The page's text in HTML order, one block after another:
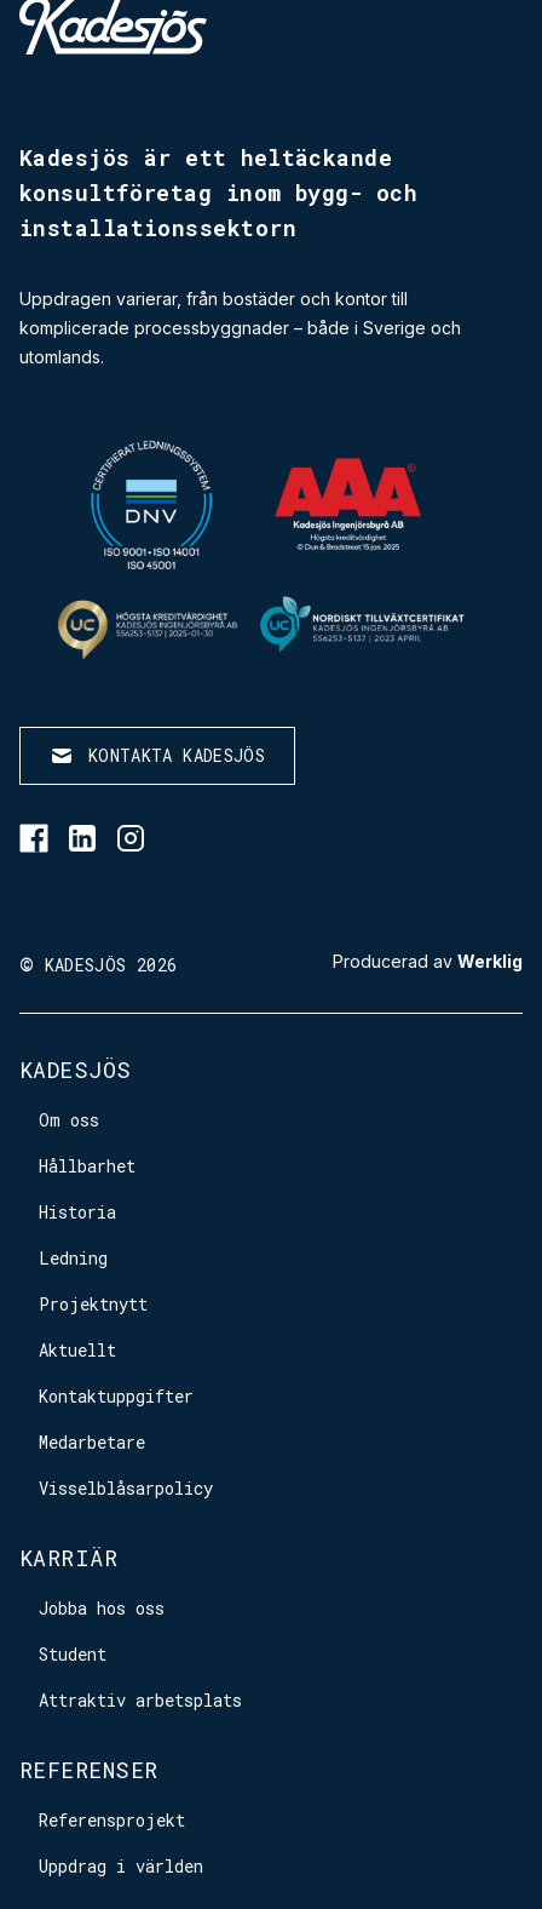
Kadesjös är ett heltäckande
konsultföretag inom bygg-­ och
installationssektorn
Uppdragen varierar, från bostäder och kontor till
komplicerade processbyggnader – både i Sverige och
utomlands.
KONTAKTA KADESJÖS
BESÖK KADESJÖS PÅ FACEBOOK
BESÖK KADESJÖS PÅ LINKEDIN
BESÖK KADESJÖS PÅ INSTAGRAM
© KADESJÖS 2026 Producerad av Werklig
KADESJÖS
Om oss
Hållbarhet
Historia
Ledning
Projektnytt
Aktuellt
Kontaktuppgifter
Medarbetare
Visselblåsarpolicy
KARRIÄR
Jobba hos oss
Student
Attraktiv arbetsplats
REFERENSER
Referensprojekt
Uppdrag i världen